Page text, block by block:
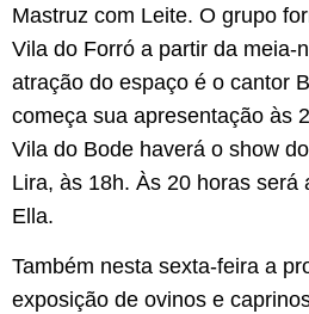
Mastruz com Leite. O grupo
Vila do Forró a partir da meia-
atração do espaço é o cantor
começa sua apresentação às
Vila do Bode haverá o show
Lira, às 18h. Às 20 horas será
Ella.
Também nesta sexta-feira a
exposição de ovinos e